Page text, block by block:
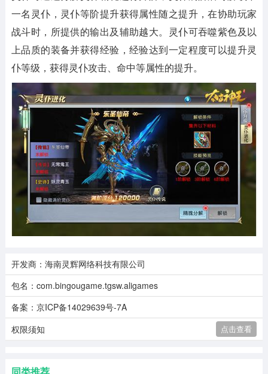
一名灵仆，灵仆等阶提升获得属性随之提升，在协助玩家
战斗时，所提供的输出及辅助越大。灵仆可吞噬紫色及以
上品质的装备并获得经验，经验达到一定程度可以提升灵
仆等级，获得灵仆攻击、命中等属性的提升。
开发商：海南灵辉网络科技有限公司
包名：com.bingougame.tgsw.aligames
备案：京ICP备14029639号-7A
权限须知
点击查看
同类推荐